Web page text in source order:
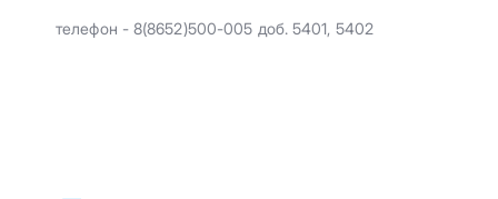
телефон - 8(8652)500-005 доб. 5401, 5402